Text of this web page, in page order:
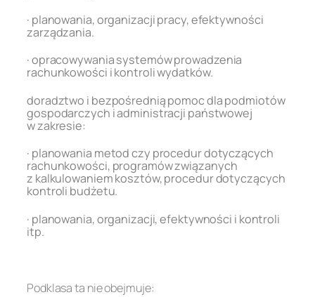
· planowania, organizacji pracy, efektywności
zarządzania.
· opracowywania systemów prowadzenia
rachunkowości i kontroli wydatków.
doradztwo i bezpośrednią pomoc dla podmiotów
gospodarczych i administracji państwowej
w zakresie:
· planowania metod czy procedur dotyczących
rachunkowości, programów związanych
z kalkulowaniem kosztów, procedur dotyczących
kontroli budżetu.
· planowania, organizacji, efektywności i kontroli
itp.
Podklasa ta nie obejmuje: